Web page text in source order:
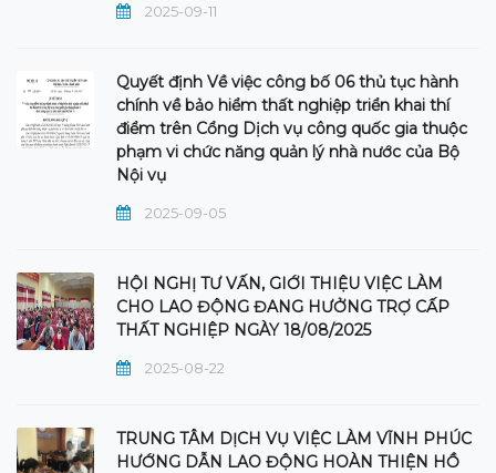
2025-09-11
Quyết định Về việc công bố 06 thủ tục hành
chính về bảo hiểm thất nghiệp triển khai thí
điểm trên Cổng Dịch vụ công quốc gia thuộc
phạm vi chức năng quản lý nhà nước của Bộ
Nội vụ
2025-09-05
HỘI NGHỊ TƯ VẤN, GIỚI THIỆU VIỆC LÀM
CHO LAO ĐỘNG ĐANG HƯỞNG TRỢ CẤP
THẤT NGHIỆP NGÀY 18/08/2025
2025-08-22
TRUNG TÂM DỊCH VỤ VIỆC LÀM VĨNH PHÚC
HƯỚNG DẪN LAO ĐỘNG HOÀN THIỆN HỒ